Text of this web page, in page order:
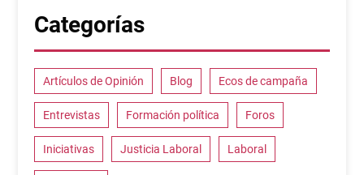
Categorías
Artículos de Opinión Blog Ecos de campaña
Entrevistas Formación política Foros
Iniciativas Justicia Laboral Laboral